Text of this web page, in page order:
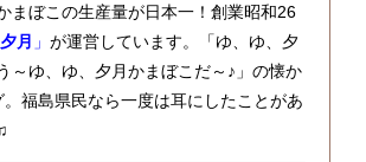
まぼこの生産量が日本一！創業昭和26
月 」 が運営しています。「ゆ、ゆ、夕
～ゆ、ゆ、夕月かまぼこだ～♪」の懐か
。福島県民なら一度は耳にしたことがあ